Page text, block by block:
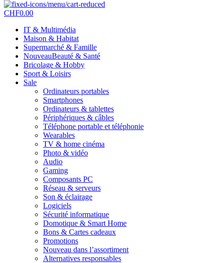
CHF0.00
IT & Multimédia
Maison & Habitat
Supermarché & Famille
NouveauBeauté & Santé
Bricolage & Hobby
Sport & Loisirs
Sale
Ordinateurs portables
Smartphones
Ordinateurs & tablettes
Périphériques & câbles
Téléphone portable et téléphonie
Wearables
TV & home cinéma
Photo & vidéo
Audio
Gaming
Composants PC
Réseau & serveurs
Son & éclairage
Logiciels
Sécurité informatique
Domotique & Smart Home
Bons & Cartes cadeaux
Promotions
Nouveau dans l’assortiment
Alternatives responsables